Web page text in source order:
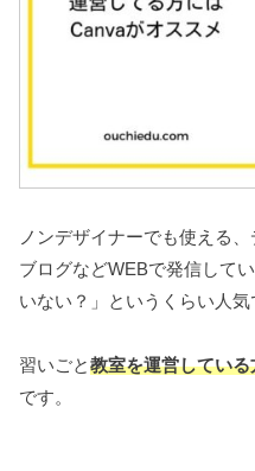
ノンデザイナーでも使える、
ブログなどWEBで発信して
いない？」というくらい人気
習いごと教室を運営してい
です。